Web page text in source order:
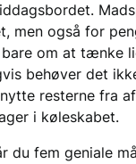
men også for
om at tænke
behøver det
resterne fra
i køleskabet.
du fem geniale